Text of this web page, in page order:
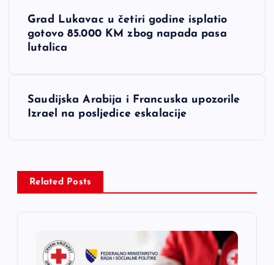
c
Grad Lukavac u četiri godine isplatio
gotovo 85.000 KM zbog napada pasa
lutalica
Saudijska Arabija i Francuska upozorile
Izrael na posljedice eskalacije
Related Posts